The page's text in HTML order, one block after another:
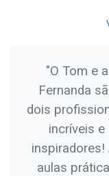
"O Tom e a
Fernanda
dois
incríveis e
inspiradores!
aulas